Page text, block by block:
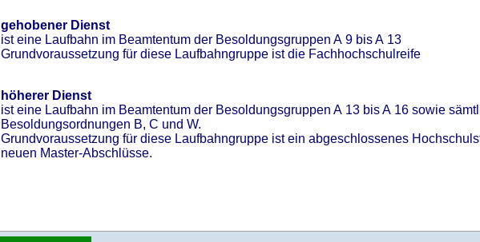
gehobener Dienst
ist eine Laufbahn im Beamtentum der Besoldungsgruppen A 9 bis A 13
Grundvoraussetzung für diese Laufbahngruppe ist die Fachhochschulreife
höherer Dienst
ist eine Laufbahn im Beamtentum der Besoldungsgruppen A 13 bis A 16 sowie
Besoldungsordnungen B, C und W.
Grundvoraussetzung für diese Laufbahngruppe ist ein abgeschlossenes
neuen Master-Abschlüsse.